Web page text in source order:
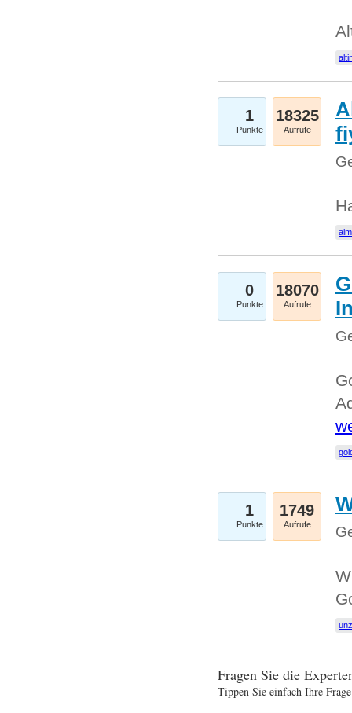
1
Punkte
18325
Aufrufe
0
Punkte
18070
Aufrufe
1
Punkte
1749
Aufrufe
Fragen Sie die
Tippen Sie einfach Ihre